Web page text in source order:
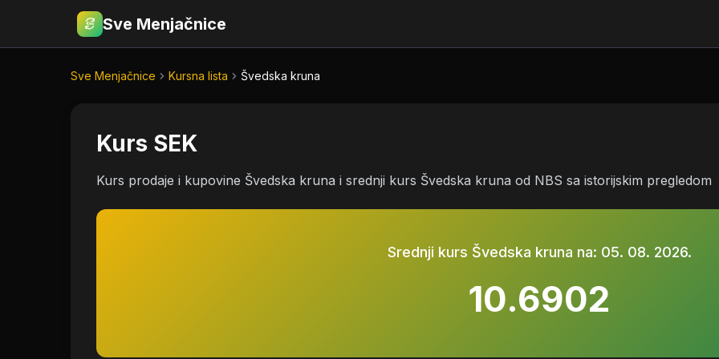
€RSD Sve Menjačnice
Sve Menjačnice Kursna lista Švedska kruna
Kurs SEK
Kurs prodaje i kupovine Švedska kruna i srednji kurs Švedska kruna od NBS sa istorijskim pregledom
Srednji kurs Švedska kruna na: 05. 08. 2026.
10.6902